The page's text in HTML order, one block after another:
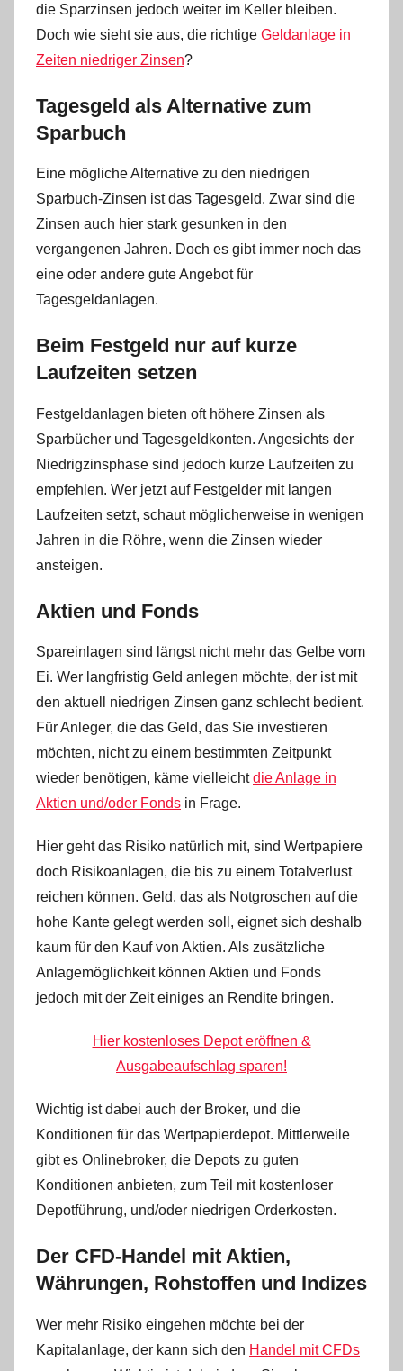
die Sparzinsen jedoch weiter im Keller bleiben.
Doch wie sieht sie aus, die richtige Geldanlage in
Zeiten niedriger Zinsen?
Tagesgeld als Alternative zum
Sparbuch
Eine mögliche Alternative zu den niedrigen
Sparbuch-Zinsen ist das Tagesgeld. Zwar sind die
Zinsen auch hier stark gesunken in den
vergangenen Jahren. Doch es gibt immer noch das
eine oder andere gute Angebot für
Tagesgeldanlagen.
Beim Festgeld nur auf kurze
Laufzeiten setzen
Festgeldanlagen bieten oft höhere Zinsen als
Sparbücher und Tagesgeldkonten. Angesichts der
Niedrigzinsphase sind jedoch kurze Laufzeiten zu
empfehlen. Wer jetzt auf Festgelder mit langen
Laufzeiten setzt, schaut möglicherweise in wenigen
Jahren in die Röhre, wenn die Zinsen wieder
ansteigen.
Aktien und Fonds
Spareinlagen sind längst nicht mehr das Gelbe vom
Ei. Wer langfristig Geld anlegen möchte, der ist mit
den aktuell niedrigen Zinsen ganz schlecht bedient.
Für Anleger, die das Geld, das Sie investieren
möchten, nicht zu einem bestimmten Zeitpunkt
wieder benötigen, käme vielleichtdie Anlage in
Aktien und/oder Fonds in Frage.
Hier geht das Risiko natürlich mit, sind Wertpapiere
doch Risikoanlagen, die bis zu einem Totalverlust
reichen können. Geld, das als Notgroschen auf die
hohe Kante gelegt werden soll, eignet sich deshalb
kaum für den Kauf von Aktien. Als zusätzliche
Anlagemöglichkeit können Aktien und Fonds
jedoch mit der Zeit einiges an Rendite bringen.
Hier kostenloses Depot eröffnen &
Ausgabeaufschlag sparen!
Wichtig ist dabei auch der Broker, und die
Konditionen für das Wertpapierdepot. Mittlerweile
gibt es Onlinebroker, die Depots zu guten
Konditionen anbieten, zum Teil mit kostenloser
Depotführung, und/oder niedrigen Orderkosten.
Der CFD-Handel mit Aktien,
Währungen, Rohstoffen und Indizes
Wer mehr Risiko eingehen möchte bei der
Kapitalanlage, der kann sich den Handel mit CFDs